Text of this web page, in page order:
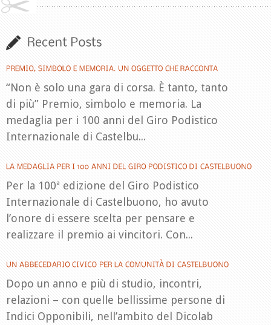
“Non è solo una gara di corsa. È tanto, tanto
di più” Premio, simbolo e memoria. La
medaglia per i 100 anni del Giro Podistico
Internazionale di Castelbu...
Per la 100ª edizione del Giro Podistico
Internazionale di Castelbuono, ho avuto
l’onore di essere scelta per pensare e
realizzare il premio ai vincitori. Con...
Dopo un anno e più di studio, incontri,
relazioni – con quelle bellissime persone di
Indici Opponibili, nell’ambito del Dicolab